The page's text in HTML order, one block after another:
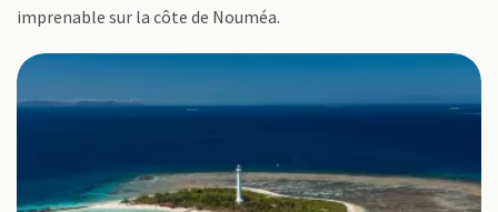
imprenable sur la côte de Nouméa.